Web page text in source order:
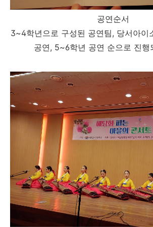
공연순서
3~4학년으로 구성된 공연팀, 당서아이
공연, 5~6학년 공연 순으로 진행